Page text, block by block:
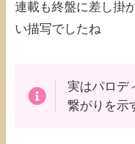
連載も終盤に差し掛
い描写でしたね
実はパロデ
繋がりを示